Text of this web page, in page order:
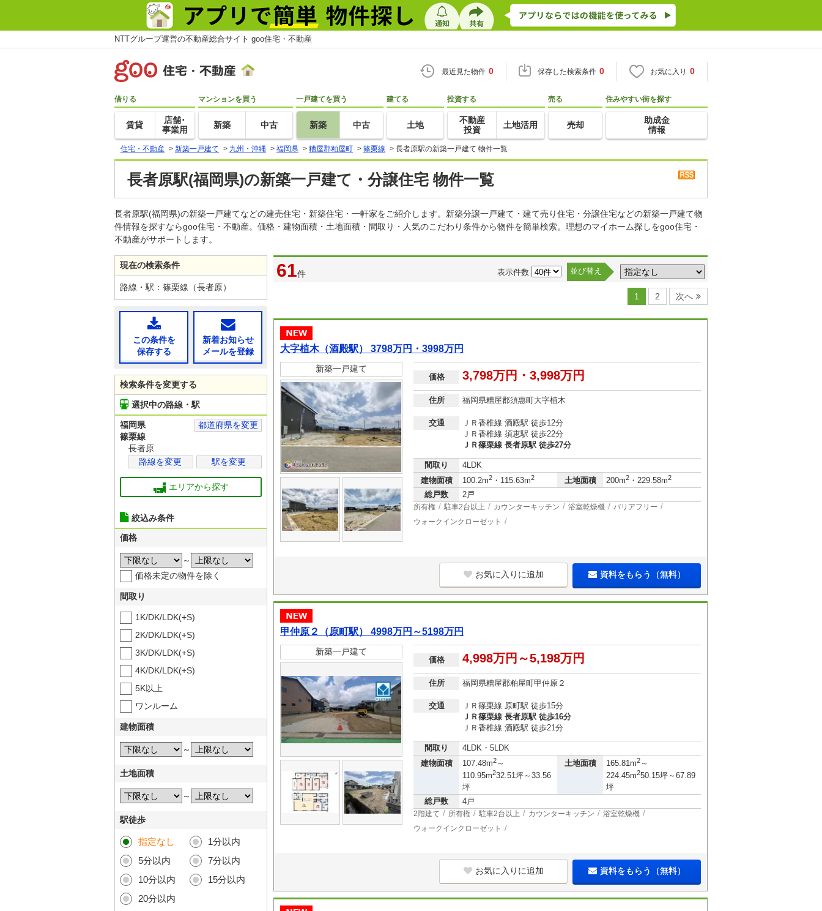
NTTグループ運営の不動産総合サイト goo住宅・不動産
最近見た物件 0 保存した検索条件 0 お気に入り 0
借りる
賃貸
店舗･
事業用
マンションを買う
新築 中古
一戸建てを買う
新築 中古
建てる
土地
投資する
不動産
投資
土地活用
売る
売却
住みやすい街を探す
助成金
情報
住宅・不動産 > 新築一戸建て > 九州・沖縄 > 福岡県 > 糟屋郡粕屋町 > 篠栗線 > 長者原駅の新築一戸建て 物件一覧
長者原駅(福岡県)の新築一戸建て・分譲住宅 物件一覧
長者原駅(福岡県)の新築一戸建てなどの建売住宅・新築住宅・一軒家をご紹介します。新築分譲一戸建て・建て売り住宅・分譲住宅などの新築一戸建て物
件情報を探すならgoo住宅・不動産。価格・建物面積・土地面積・間取り・人気のこだわり条件から物件を簡単検索。理想のマイホーム探しをgoo住宅・
不動産がサポートします。
61件 表示件数 並び替え
1 2 次へ
大字植木（酒殿駅） 3798万円・3998万円
新築一戸建て
価格 3,798万円・3,998万円
住所 福岡県糟屋郡須惠町大字植木
交通
ＪＲ香椎線 酒殿駅 徒歩12分
ＪＲ香椎線 須恵駅 徒歩22分
ＪＲ篠栗線 長者原駅 徒歩27分
間取り
4LDK
建物面積
100.2m2 ・115.63m2 土地面積 200m2 ・229.58m2
総戸数 2戸
所有権 駐車2台以上 カウンターキッチン 浴室乾燥機
バリアフリー
ウォークインクローゼット
お気に入りに追加 資料をもらう（無料）
甲仲原２（原町駅） 4998万円～5198万円
新築一戸建て
価格 4,998万円～5,198万円
住所 福岡県糟屋郡粕屋町甲仲原２
交通
ＪＲ篠栗線 原町駅 徒歩15分
ＪＲ篠栗線 長者原駅 徒歩16分
ＪＲ香椎線 酒殿駅 徒歩21分
間取り
4LDK・5LDK
建物面積
107.48m2～
110.95m232.51坪～33.56
坪
土地面積 165.81m2～
224.45m250.15坪～67.89
坪
総戸数
4戸
2階建て 所有権 駐車2台以上 カウンターキッチン
浴室乾燥機
ウォークインクローゼット
お気に入りに追加 資料をもらう（無料）
現在の検索条件
路線・駅：篠栗線（長者原）
この条件を
保存する
新着お知らせ
メールを登録
検索条件を変更する
選択中の路線・駅
福岡県
都道府県を変更
篠栗線
長者原
路線を変更
駅を変更
エリアから探す
絞込み条件
価格
～
価格未定の物件を除く
間取り
1K/DK/LDK(+S)
2K/DK/LDK(+S)
3K/DK/LDK(+S)
4K/DK/LDK(+S)
5K以上
ワンルーム
建物面積
～
土地面積
～
駅徒歩
指定なし
1分以内
5分以内
7分以内
10分以内
15分以内
20分以内